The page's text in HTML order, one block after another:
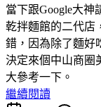
當下跟Google大
乾拌麵館的二代店
錯，因為除了麵好
決定來個中山商圈
大參考一下。
繼續閱讀